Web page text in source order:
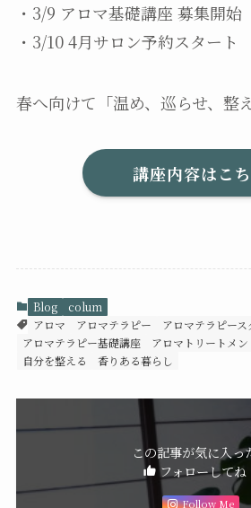
・3/9 アロマ基礎講座 募集開始
・3/10 4月サロン予約スタート
春へ向けて「温め、巡らせ、整
講座内容はこ
Blog
colum
アロマ
アロマテラピー
アロマテラピース
アロマテラピー基礎講座
アロマトリートメン
自分を整える
香りある暮らし
この記事が気に入っ
フォローしてね
Follow Me